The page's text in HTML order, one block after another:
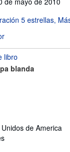
libro
blanda
de America